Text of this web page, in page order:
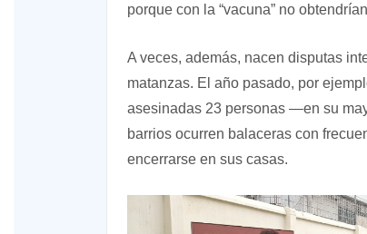
porque con la “vacuna” no
A veces, además, nacen disputas
matanzas. El año pasado, por
asesinadas 23 personas —en su
barrios ocurren balaceras con
encerrarse en sus casas.